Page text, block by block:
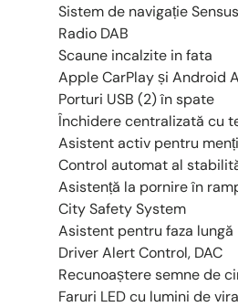
Sistem de navigație Sensus
Radio DAB
Scaune incalzite in fata
Apple CarPlay și Android
Porturi USB (2) în spate
Închidere centralizată cu
Asistent activ pentru
Control automat al
Asistență la pornire în
City Safety System
Asistent pentru faza lungă
Driver Alert Control, DAC
Recunoaștere semne de
Faruri LED cu lumini de